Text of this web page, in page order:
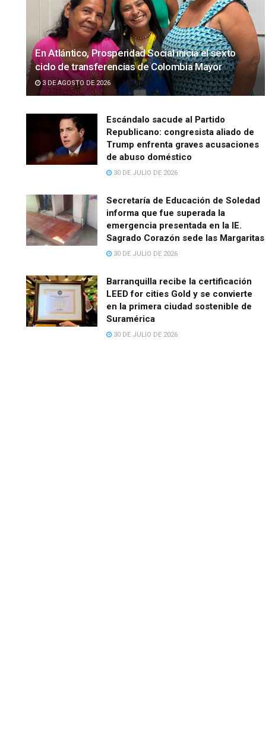
En Atlántico, Prosperidad Social inicia el sexto
ciclo de transferencias de Colombia Mayor
3 DE AGOSTO DE 2026
Escándalo sacude al Partido
Republicano: congresista aliado de
Trump enfrenta graves acusaciones
de abuso doméstico
30 DE JULIO DE 2026
Secretaría de Educación de Soledad
informa que fue superada la
emergencia presentada en la IE.
Sagrado Corazón sede las Margaritas
30 DE JULIO DE 2026
Barranquilla recibe la certificación
LEED for cities Gold y se convierte
en la primera ciudad sostenible de
Suramérica
30 DE JULIO DE 2026